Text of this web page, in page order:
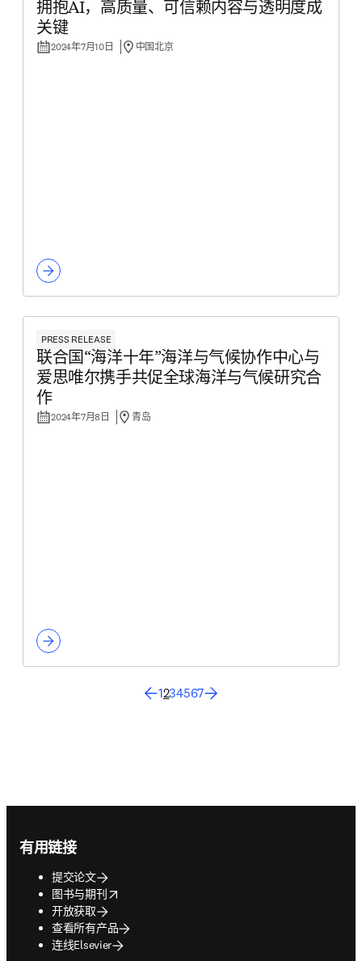
拥抱AI，高质量、可信赖内容与透明度成
关键
2024年7月10日 中国北京
PRESS RELEASE
联合国“海洋十年”海洋与气候协作中心与
爱思唯尔携手共促全球海洋与气候研究合
作
2024年7月8日 青岛
1234567
有用链接
提交论文
图书与期刊
opens in new tab/window
开放获取
查看所有产品
连线Elsevier